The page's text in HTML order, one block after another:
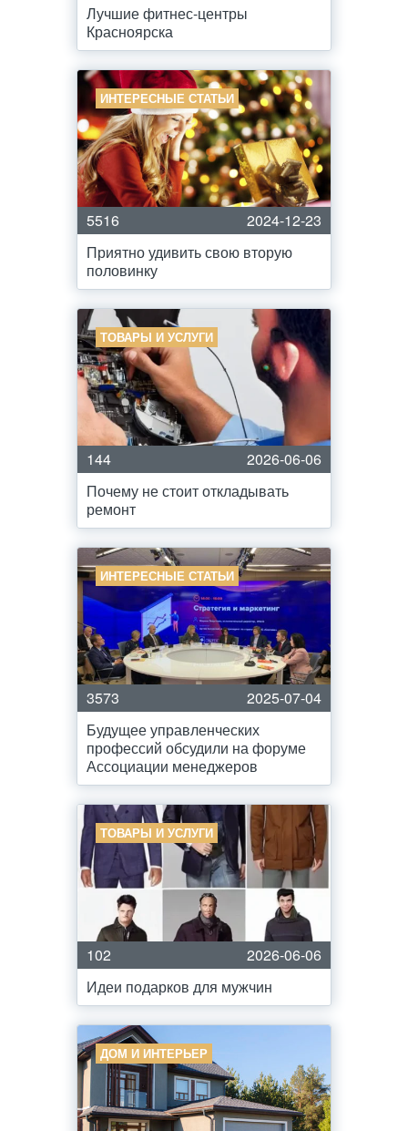
Лучшие фитнес-центры
Красноярска
ИНТЕРЕСНЫЕ СТАТЬИ
5516
2024-12-23
Приятно удивить свою вторую
половинку
ТОВАРЫ И УСЛУГИ
144
2026-06-06
Почему не стоит откладывать
ремонт
ИНТЕРЕСНЫЕ СТАТЬИ
3573
2025-07-04
Будущее управленческих
профессий обсудили на форуме
Ассоциации менеджеров
ТОВАРЫ И УСЛУГИ
102
2026-06-06
Идеи подарков для мужчин
ДОМ И ИНТЕРЬЕР